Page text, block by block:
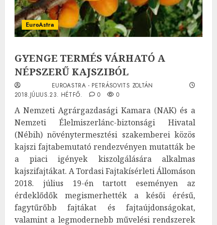
EuroAstra
GYENGE TERMÉS VÁRHATÓ A
NÉPSZERŰ KAJSZIBÓL
EUROASTRA - PETRÁSOVITS ZOLTÁN
2018.JÚLIUS.23. HÉTFŐ.
0 0
A Nemzeti Agrárgazdasági Kamara (NAK) és a
Nemzeti Élelmiszerlánc-biztonsági Hivatal
(Nébih) növénytermesztési szakemberei közös
kajszi fajtabemutató rendezvényen mutatták be
a piaci igények kiszolgálására alkalmas
kajszifajtákat. A Tordasi Fajtakísérleti Állomáson
2018. július 19-én tartott eseményen az
érdeklődők megismerhették a késői érésű,
fagytűrőbb fajtákat és fajtaújdonságokat,
valamint a legmodernebb művelési rendszerek